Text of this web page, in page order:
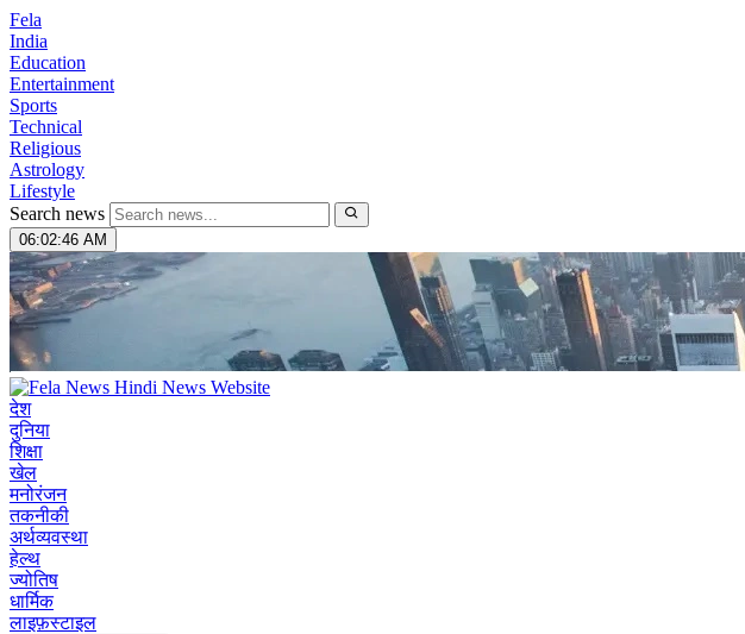
Fela
India
Education
Entertainment
Sports
Technical
Religious
Astrology
Lifestyle
Search news
06:02:47 AM
देश
दुनिया
शिक्षा
खेल
मनोरंजन
तकनीकी
अर्थव्यवस्था
हेल्थ
ज्योतिष
धार्मिक
लाइफ़स्टाइल